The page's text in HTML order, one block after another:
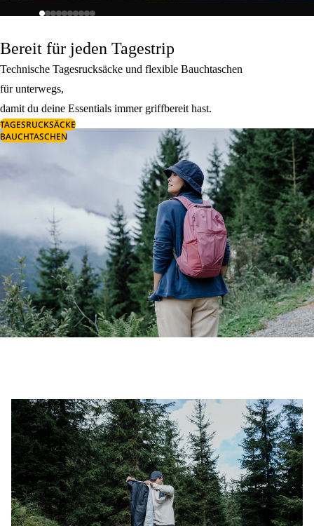
Bereit für jeden Tagestrip
Technische Tagesrucksäcke und flexible Bauchtaschen
für unterwegs,
damit du deine Essentials immer griffbereit hast.
TAGESRUCKSÄCKE
BAUCHTASCHEN